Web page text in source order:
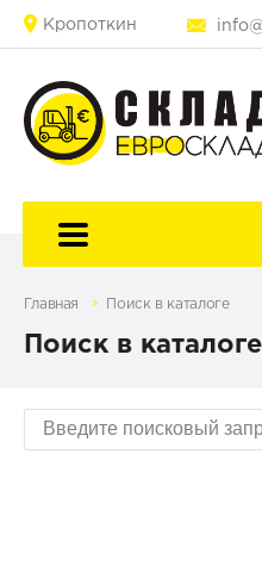
Кропоткин
Главная Поиск в каталоге
Поиск в каталоге